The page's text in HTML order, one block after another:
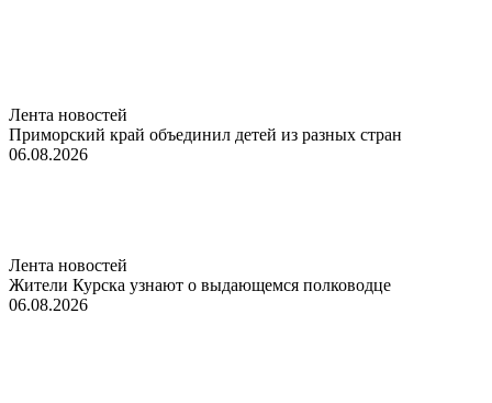
Лента новостей
Приморский край объединил детей из разных стран
06.08.2026
Лента новостей
Жители Курска узнают о выдающемся полководце
06.08.2026